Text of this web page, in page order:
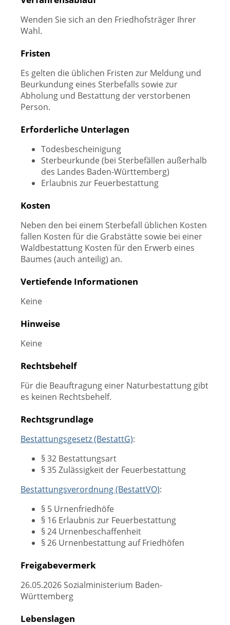
Wenden Sie sich an den Friedhofsträger Ihrer
Wahl.
Fristen
Es gelten die üblichen Fristen zur Meldung und
Beurkundung eines Sterbefalls sowie zur
Abholung und Bestattung der verstorbenen
Person.
Erforderliche Unterlagen
Todesbescheinigung
Sterbeurkunde (bei Sterbefällen außerhalb
des Landes Baden-Württemberg)
Erlaubnis zur Feuerbestattung
Kosten
Neben den bei einem Sterbefall üblichen Kosten
fallen Kosten für die Grabstätte sowie bei einer
Waldbestattung Kosten für den Erwerb eines
Baumes (auch anteilig) an.
Vertiefende Informationen
Keine
Hinweise
Keine
Rechtsbehelf
Für die Beauftragung einer Naturbestattung gibt
es keinen Rechtsbehelf.
Rechtsgrundlage
Bestattungsgesetz (BestattG):
§ 32 Bestattungsart
§ 35 Zulässigkeit der Feuerbestattung
Bestattungsverordnung (BestattVO):
§ 5 Urnenfriedhöfe
§ 16 Erlaubnis zur Feuerbestattung
§ 24 Urnenbeschaffenheit
§ 26 Urnenbestattung auf Friedhöfen
Freigabevermerk
26.05.2026 Sozialministerium Baden-
Württemberg
Lebenslagen